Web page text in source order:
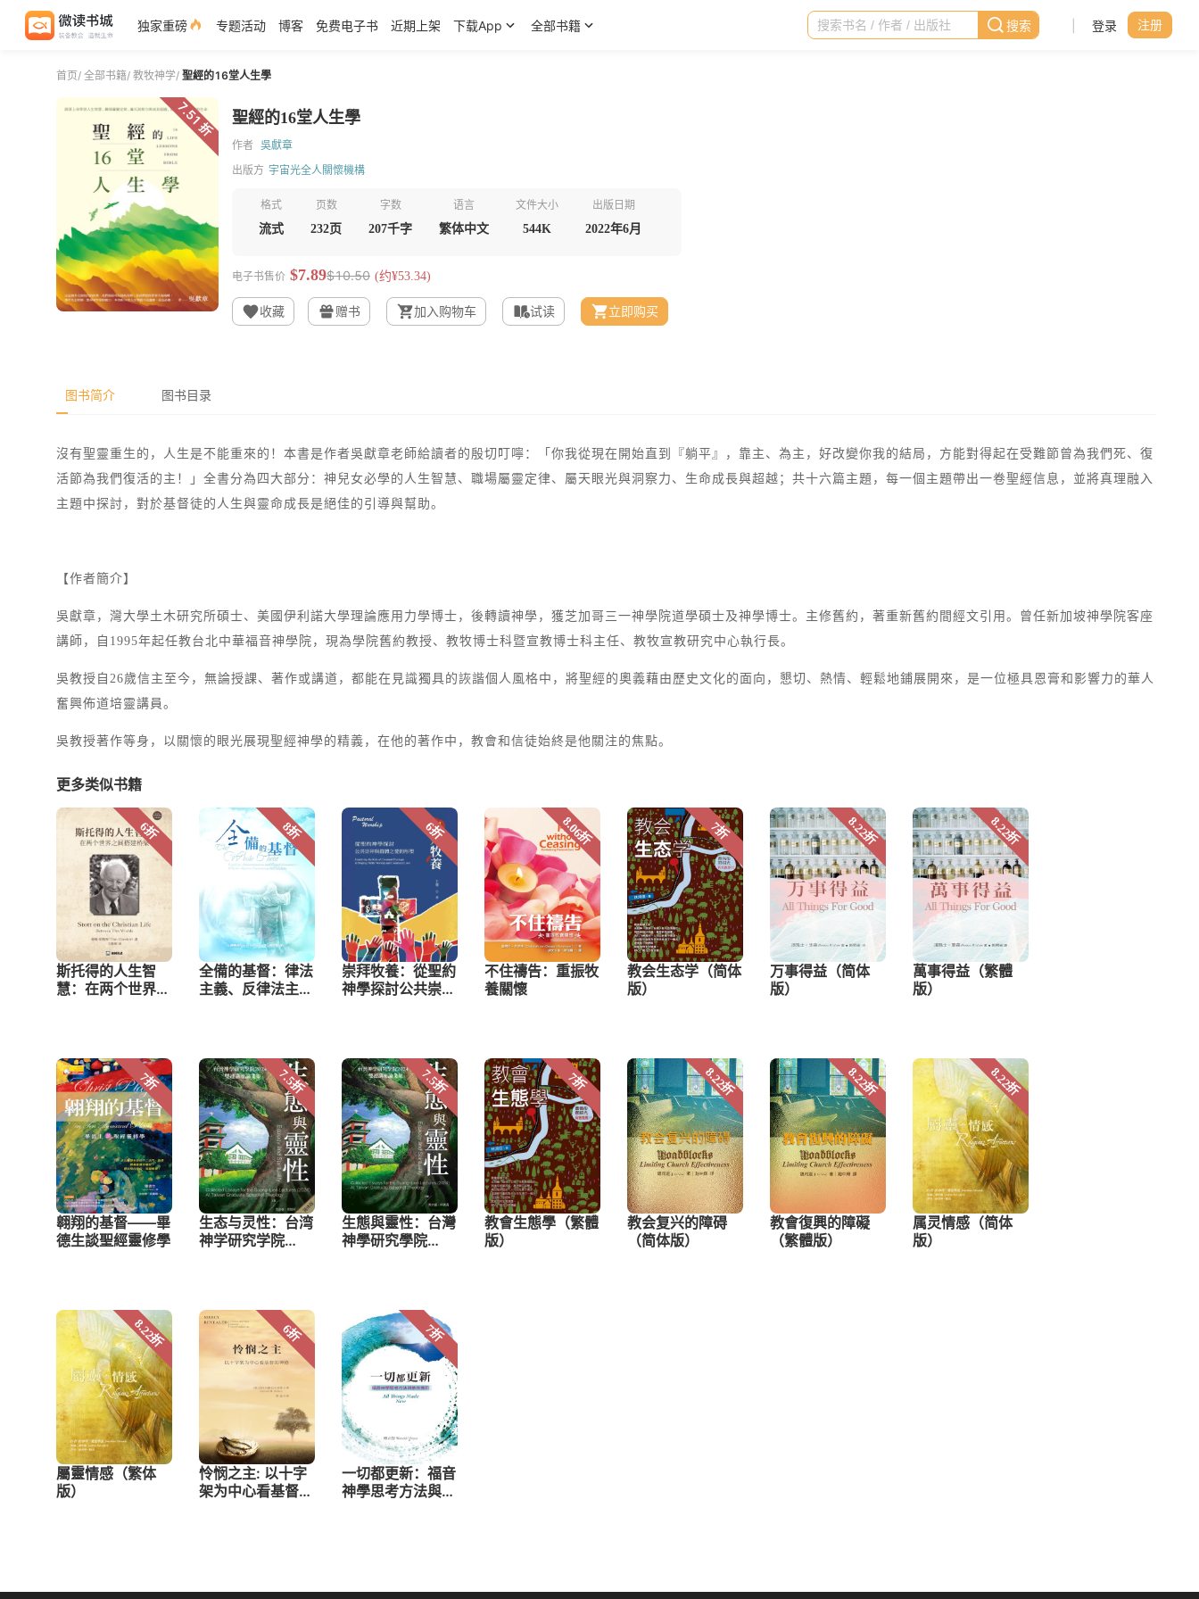
独家重磅 专题活动 博客 免费电子书 近期上架 下载App 全部书籍 登录 注册
首页/ 全部书籍/ 教牧神学/ 聖經的16堂人生學
7.51 折 聖經的16堂人生學
作者 吳獻章
出版方 宇宙光全人關懷機構
格式
流式
页数
232页
字数
207千字
语言
繁体中文
文件大小
544K
出版日期
2022年6月
电子书售价 $7.89$10.50 (约¥53.34)
收藏 赠书 加入购物车 试读 立即购买
图书简介 图书目录
沒有聖靈重生的，人生是不能重來的！本書是作者吳獻章老師給讀者的殷切叮嚀：「你我從現在開始直到『躺平』，靠主、為主，好改變你我的結局，方能對得起在受難節曾為我們死、復
活節為我們復活的主！」全書分為四大部分：神兒女必學的人生智慧、職場屬靈定律、屬天眼光與洞察力、生命成長與超越；共十六篇主題，每一個主題帶出一卷聖經信息，並將真理融入
主題中探討，對於基督徒的人生與靈命成長是絕佳的引導與幫助。
【作者簡介】
吳獻章，灣大學土木研究所碩士、美國伊利諾大學理論應用力學博士，後轉讀神學，獲芝加哥三一神學院道學碩士及神學博士。主修舊約，著重新舊約間經文引用。曾任新加坡神學院客座
講師，自1995年起任教台北中華福音神學院，現為學院舊約教授、教牧博士科暨宣教博士科主任、教牧宣教研究中心執行長。
吳教授自26歲信主至今，無論授課、著作或講道，都能在見識獨具的詼諧個人風格中，將聖經的奧義藉由歷史文化的面向，懇切、熱情、輕鬆地鋪展開來，是一位極具恩膏和影響力的華人
奮興佈道培靈講員。
吳教授著作等身，以關懷的眼光展現聖經神學的精義，在他的著作中，教會和信徒始終是他關注的焦點。
更多类似书籍